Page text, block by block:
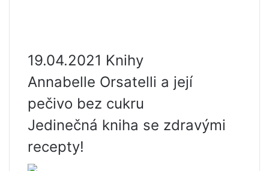
19.04.2021 Knihy
Annabelle Orsatelli a její
pečivo bez cukru
Jedinečná kniha se zdravými
recepty!